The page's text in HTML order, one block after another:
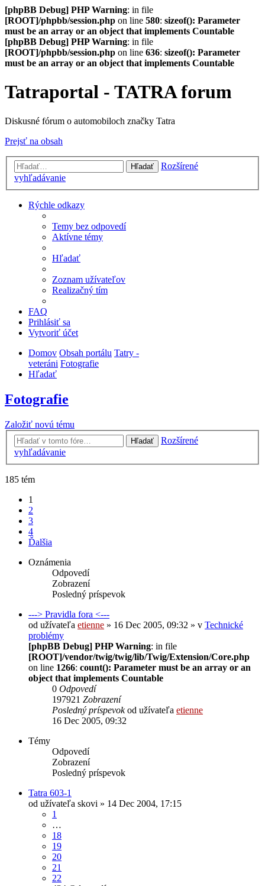
[phpBB Debug] PHP Warning: in file
[ROOT]/phpbb/session.php on line 580: sizeof(): Parameter
must be an array or an object that implements Countable
[phpBB Debug] PHP Warning: in file
[ROOT]/phpbb/session.php on line 636: sizeof(): Parameter
must be an array or an object that implements Countable
Tatraportal - TATRA forum
Diskusné fórum o automobiloch značky Tatra
Prejsť na obsah
Hľadať
Rozšírené
vyhľadávanie
Rýchle odkazy
Temy bez odpovedí
Aktívne témy
Hľadať
Zoznam užívateľov
Realizačný tím
FAQ
Prihlásiť sa
Vytvoriť účet
Domov Obsah portálu Tatry -
veteráni Fotografie
Hľadať
Fotografie
Založiť novú tému
Hľadať
Rozšírené
vyhľadávanie
185 tém
1
2
3
4
Ďalšia
Oznámenia
Odpovedí
Zobrazení
Posledný príspevok
---> Pravidla fora <---
od užívateľa etienne » 16 Dec 2005, 09:32 » v Technické
problémy
[phpBB Debug] PHP Warning: in file
[ROOT]/vendor/twig/twig/lib/Twig/Extension/Core.php
on line 1266: count(): Parameter must be an array or an
object that implements Countable
0 Odpovedí
197921 Zobrazení
Posledný príspevokod užívateľa etienne
16 Dec 2005, 09:32
Témy
Odpovedí
Zobrazení
Posledný príspevok
Tatra 603-1
od užívateľa skovi » 14 Dec 2004, 17:15
1
…
18
19
20
21
22